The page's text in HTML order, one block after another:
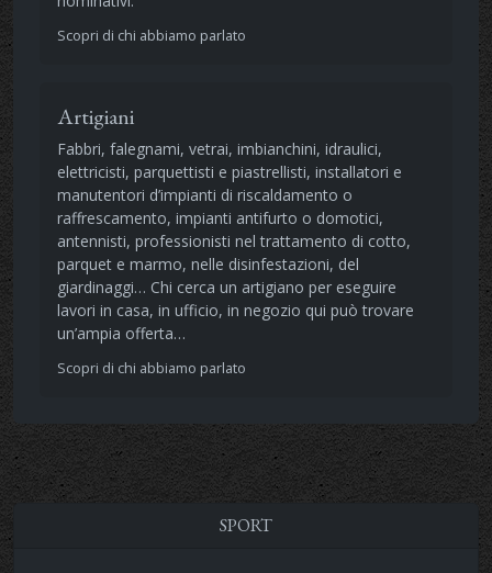
Scopri di chi abbiamo parlato
Artigiani
Fabbri, falegnami, vetrai, imbianchini, idraulici,
elettricisti, parquettisti e piastrellisti, installatori e
manutentori d’impianti di riscaldamento o
raffrescamento, impianti antifurto o domotici,
antennisti, professionisti nel trattamento di cotto,
parquet e marmo, nelle disinfestazioni, del
giardinaggi… Chi cerca un artigiano per eseguire
lavori in casa, in ufficio, in negozio qui può trovare
un’ampia offerta…
Scopri di chi abbiamo parlato
SPORT